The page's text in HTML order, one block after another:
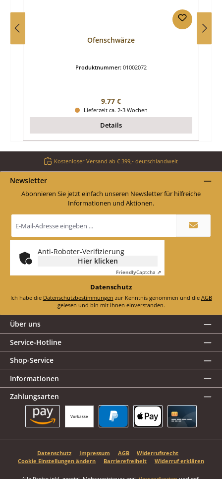
Ofenschwärze
Produktnummer: 01002072
Regulärer Preis:
9,77 €
Lieferzeit ca. 2-3 Wochen
Details
Kostenloser Versand ab € 399,- deutschlandweit
Newsletter
Abonnieren Sie jetzt einfach unseren Newsletter für hilfreiche
Informationen und Aktionen.
Mail-
Adresse
*
Anti-Roboter-Verifizierung
Hier klicken
FriendlyCaptcha ⇗
Datenschutz
Ich habe die Datenschutzbestimmungen zur Kenntnis genommen und die AGB
gelesen und bin mit ihnen einverstanden.
Über uns
Service-Hotline
Shop-Service
Informationen
Zahlungsarten
Vorkasse
Datenschutz Impressum AGB
Widerrufsrecht
Cookie Einstellungen ändern
Barrierefreiheit Widerruf erklären